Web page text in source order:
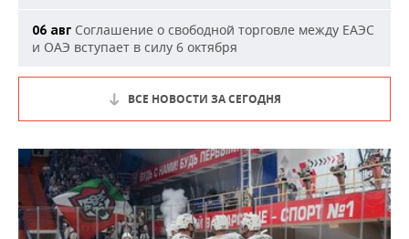
06 авг Соглашение о свободной торговле между ЕАЭС
и ОАЭ вступает в силу 6 октября
ВСЕ НОВОСТИ ЗА СЕГОДНЯ